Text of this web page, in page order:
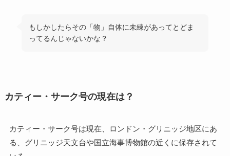
もしかしたらその「物」自体に未練があってとどま
ってるんじゃないかな？
カティー・サーク号の現在は？
カティー・サーク号は現在、ロンドン・グリニッジ地区にあ
る、グリニッジ天文台や国立海事博物館の近くに保存されて